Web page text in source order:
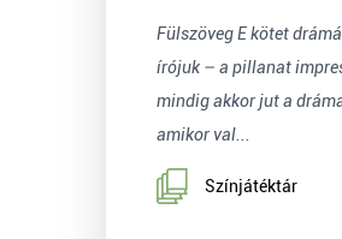
Fülszöveg E kötet
írójuk – a pillanat
mindig akkor jut a
amikor val...
Színjátéktár